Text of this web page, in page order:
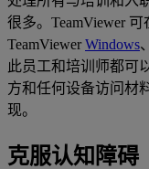
很多。TeamViewer
TeamViewerWindows
此员工和培训师都可
方和任何设备访问
现。
克服认知障碍